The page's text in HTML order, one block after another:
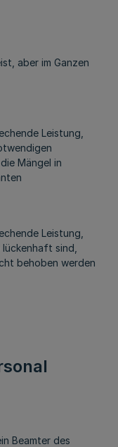
aber im Ganzen
Leistung,
Mängel in
Leistung,
sind,
behoben werden
Beamter des